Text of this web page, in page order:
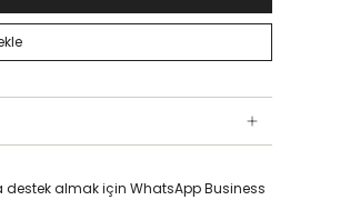
almak için WhatsApp Business